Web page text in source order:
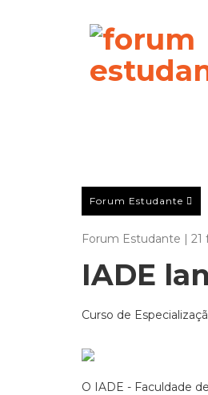
Forum Estudante
Forum Estudante | 21
IADE
Curso de
O IADE - Faculdade